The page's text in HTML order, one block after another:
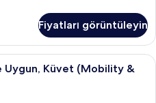
Fiyatları görüntüleyin
Kaliteli yatak takımı, kuştüyü
Uygun, Küvet (Mobility &